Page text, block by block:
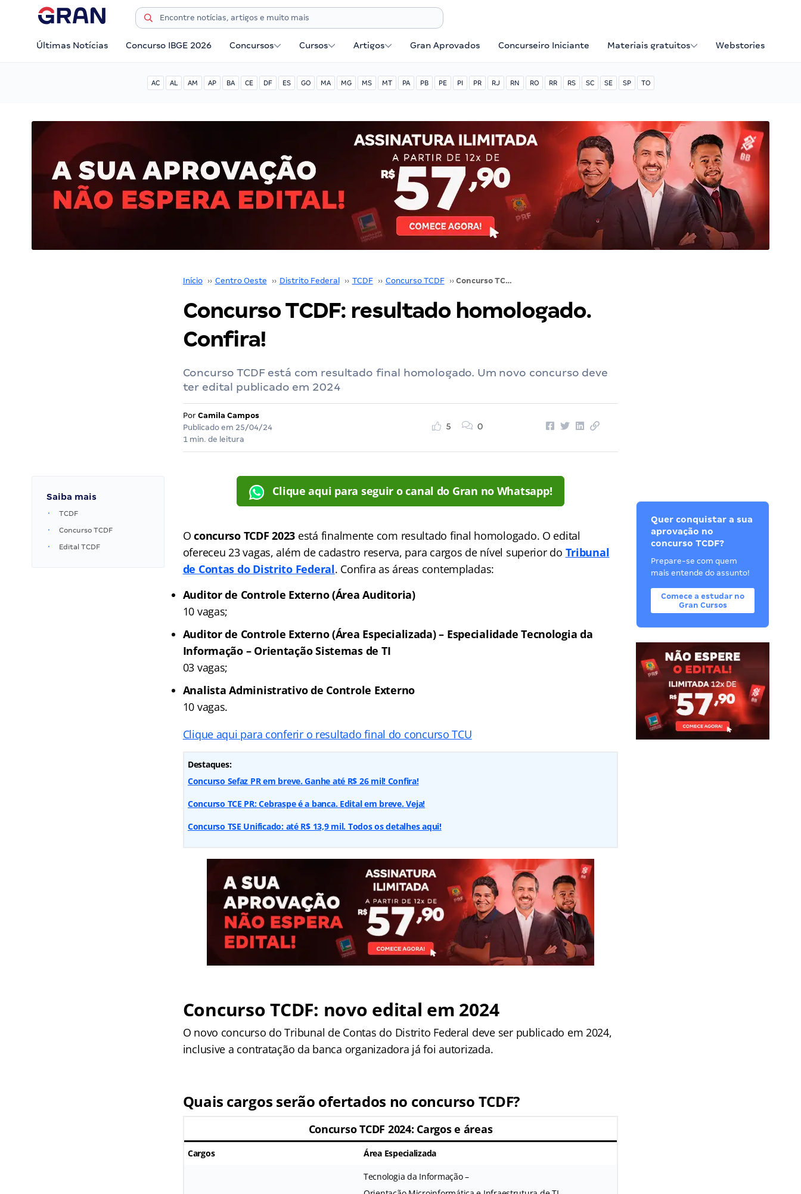
Últimas Notícias Concurso IBGE 2026 Concursos Cursos Artigos Gran Aprovados Concurseiro Iniciante Materiais gratuitos Webstories
AC AL AM AP BA CE DF ES GO MA MG MS MT PA PB PE PI PR RJ RN RO RR RS SC SE SP TO
Início ›› Centro Oeste ›› Distrito Federal ›› TCDF ›› Concurso TCDF ›› Concurso TCDF: resultado homologado. Confira!
Concurso TCDF: resultado homologado.
Confira!
Concurso TCDF está com resultado final homologado. Um novo concurso deve
ter edital publicado em 2024
Por Camila Campos
Publicado em 25/04/24
1 min. de leitura
5 0
Saiba mais
TCDF
Concurso TCDF
Edital TCDF
Clique aqui para seguir o canal do Gran no Whatsapp!
Oconcurso TCDF 2023 está finalmente com resultado final homologado. O edital
ofereceu 23 vagas, além de cadastro reserva, para cargos de nível superior do Tribunal
de Contas do Distrito Federal. Confira as áreas contempladas:
Auditor de Controle Externo (Área Auditoria)
10 vagas;
Auditor de Controle Externo (Área Especializada) – Especialidade Tecnologia da
Informação – Orientação Sistemas de TI
03 vagas;
Analista Administrativo de Controle Externo
10 vagas.
Clique aqui para conferir o resultado final do concurso TCU
Destaques:
Concurso Sefaz PR em breve. Ganhe até R$ 26 mil! Confira!
Concurso TCE PR: Cebraspe é a banca. Edital em breve. Veja!
Concurso TSE Unificado: até R$ 13,9 mil. Todos os detalhes aqui!
Concurso TCDF: novo edital em 2024
O novo concurso do Tribunal de Contas do Distrito Federal deve ser publicado em 2024,
inclusive a contratação da banca organizadora já foi autorizada.
Quais cargos serão ofertados no concurso TCDF?
Concurso TCDF 2024: Cargos e áreas
Cargos Área Especializada
Tecnologia da Informação –
Quer conquistar a sua
aprovação no
concurso TCDF?
Prepare-se com quem
mais entende do assunto!
Comece a estudar no
Gran Cursos